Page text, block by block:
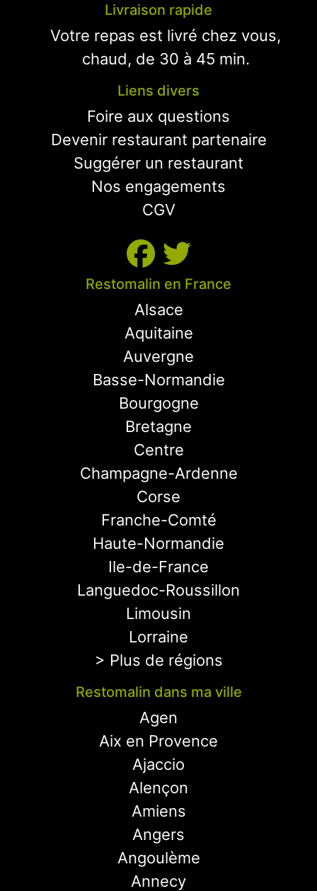
Livraison rapide
Votre repas est livré chez vous,
chaud, de 30 à 45 min.
Liens divers
Foire aux questions
Devenir restaurant partenaire
Suggérer un restaurant
Nos engagements
CGV
Restomalin en France
Alsace
Aquitaine
Auvergne
Basse-Normandie
Bourgogne
Bretagne
Centre
Champagne-Ardenne
Corse
Franche-Comté
Haute-Normandie
Ile-de-France
Languedoc-Roussillon
Limousin
Lorraine
> Plus de régions
Restomalin dans ma ville
Agen
Aix en Provence
Ajaccio
Alençon
Amiens
Angers
Angoulème
Annecy